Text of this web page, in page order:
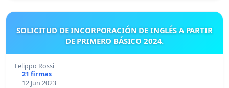
SOLICITUD DE INCORPORACIÓN DE INGLÉS A PARTIR
DE PRIMERO BÁSICO 2024.
Felippo Rossi
21 firmas
12 Jun 2023